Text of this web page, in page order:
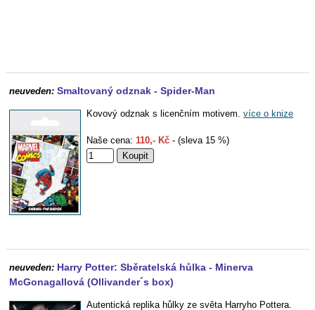
neuveden: Smaltovaný odznak - Spider-Man
Kovový odznak s licenčním motivem. více o knize
Naše cena: 110,- Kč - (sleva 15 %)
neuveden: Harry Potter: Sběratelská hůlka - Minerva
McGonagallová (Ollivander´s box)
Autentická replika hůlky ze světa Harryho Pottera.